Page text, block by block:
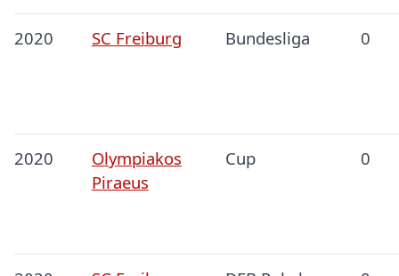
2020 SC Freiburg Bundesliga 0
2020
Olympiakos
Piraeus
Cup 0